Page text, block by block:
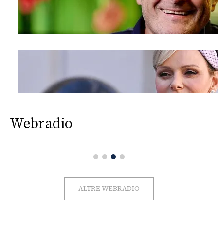
Webradio
ALTRE WEBRADIO